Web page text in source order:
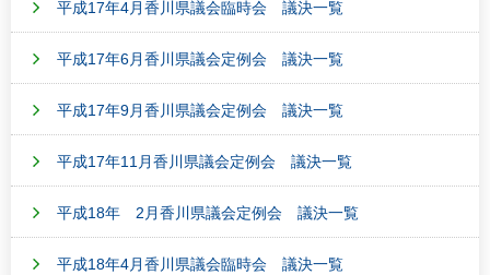
平成17年4月香川県議会臨時会 議決一覧
平成17年6月香川県議会定例会 議決一覧
平成17年9月香川県議会定例会 議決一覧
平成17年11月香川県議会定例会 議決一覧
平成18年 2月香川県議会定例会 議決一覧
平成18年4月香川県議会臨時会 議決一覧